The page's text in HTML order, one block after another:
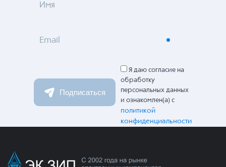
Имя
Email
Подписаться
Я даю согласие на
обработку
персональных данных
и ознакомлен(а) с
политикой
конфиденциальности